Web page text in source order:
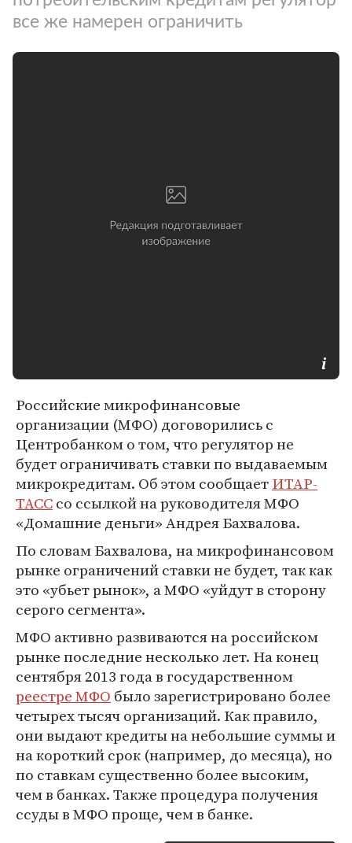
все же намерен ограничить
Российские микрофинансовые
организации (МФО) договорились с
Центробанком о том, что регулятор не
будет ограничивать ставки по выдаваемым
микрокредитам. Об этом сообщаетИТАР-
ТАССсо ссылкой на руководителя МФО
«Домашние деньги» Андрея Бахвалова.
По словам Бахвалова, на микрофинансовом
рынке ограничений ставки не будет, так как
это «убьет рынок», а МФО «уйдут в сторону
серого сегмента».
МФО активно развиваются на российском
рынке последние несколько лет. На конец
сентября 2013 года в государственном
реестре МФО было зарегистрировано более
четырех тысяч организаций. Как правило,
они выдают кредиты на небольшие суммы и
на короткий срок (например, до месяца), но
по ставкам существенно более высоким,
чем в банках. Также процедура получения
ссуды в МФО проще, чем в банке.